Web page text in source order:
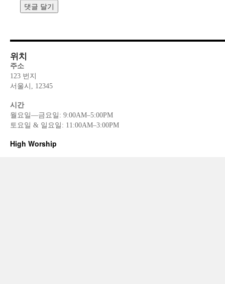
위치
주소
123 번지
서울시, 12345
시간
월요일—금요일: 9:00AM–5:00PM
토요일 & 일요일: 11:00AM–3:00PM
High Worship